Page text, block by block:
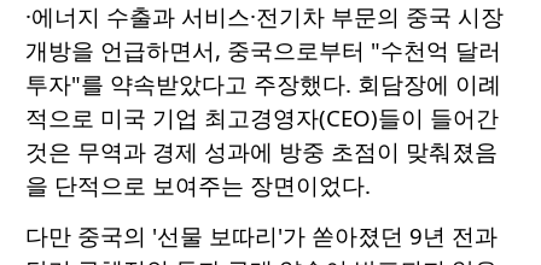
·에너지 수출과 서비스·전기차 부문의 중국 시장
개방을 언급하면서, 중국으로부터 "수천억 달러
투자"를 약속받았다고 주장했다. 회담장에 이례
적으로 미국 기업 최고경영자(CEO)들이 들어간
것은 무역과 경제 성과에 방중 초점이 맞춰졌음
을 단적으로 보여주는 장면이었다.
다만 중국의 '선물 보따리'가 쏟아졌던 9년 전과